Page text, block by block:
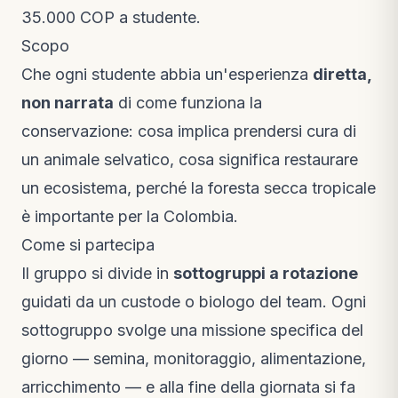
35.000 COP a studente.
Scopo
Che ogni studente abbia un'esperienza diretta,
non narrata di come funziona la
conservazione: cosa implica prendersi cura di
un animale selvatico, cosa significa restaurare
un ecosistema, perché la foresta secca tropicale
è importante per la Colombia.
Come si partecipa
Il gruppo si divide in sottogruppi a rotazione
guidati da un custode o biologo del team. Ogni
sottogruppo svolge una missione specifica del
giorno — semina, monitoraggio, alimentazione,
arricchimento — e alla fine della giornata si fa